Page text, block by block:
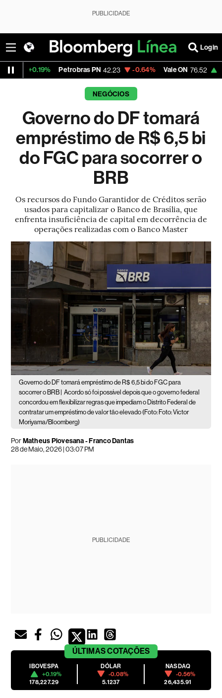
PUBLICIDADE
Login
Petrobras PN 42.23 -0.64% Vale ON 76.52 +0.28%
NEGÓCIOS
Governo do DF tomará
empréstimo de R$ 6,5 bi
do FGC para socorrer o
BRB
Os recursos do Fundo Garantidor de Créditos serão
usados para capitalizar o Banco de Brasília, que
enfrenta insuficiência de capital em decorrência de
operações realizadas com o Banco Master
Governo do DF tomará empréstimo de R$ 6,5 bi do FGC para
socorrer o BRB |
Acordo só foi possível depois que o governo federal
concordou em flexibilizar regras que impediam o Distrito Federal de
contratar um empréstimo de valor tão elevado (Foto: Foto: Victor
Moriyama/Bloomberg)
PorMatheus Piovesana - Franco Dantas
28 de Maio, 2026 | 03:07 PM
PUBLICIDADE
ÚLTIMASCOTAÇÕES
IBOVESPA
+0.19%
178,227.29
DÓLAR
-0.08%
5.1237
NASDAQ
-0.56%
26,435.91